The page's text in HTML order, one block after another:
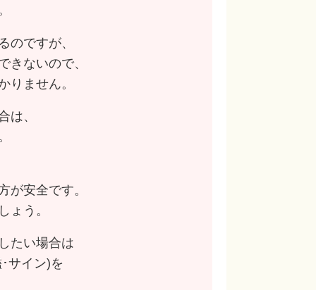
のですが、
きないので、
りません。
は、
が安全です。
ょう。
たい場合は
サイン)を